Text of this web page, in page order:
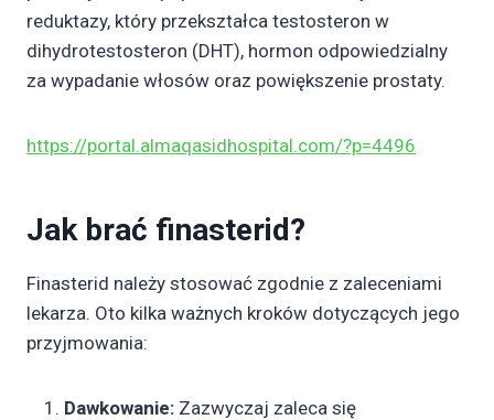
reduktazy, który przekształca testosteron w
dihydrotestosteron (DHT), hormon odpowiedzialny
za wypadanie włosów oraz powiększenie prostaty.
https://portal.almaqasidhospital.com/?p=4496
Jak brać finasterid?
Finasterid należy stosować zgodnie z zaleceniami
lekarza. Oto kilka ważnych kroków dotyczących jego
przyjmowania:
Dawkowanie: Zazwyczaj zaleca się